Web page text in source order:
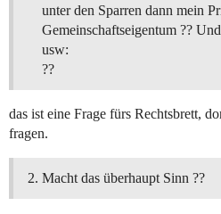
unter den Sparren dann mein
Gemeinschaftseigentum ??
usw:
??
das ist eine Frage fürs Rechtsbrett,
fragen.
Macht das überhaupt Sinn ??